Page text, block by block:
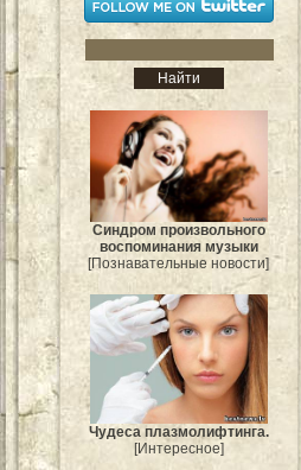
Синдром произвольного
воспоминания музыки
[Познавательные новости]
Чудеса плазмолифтинга.
[Интересное]